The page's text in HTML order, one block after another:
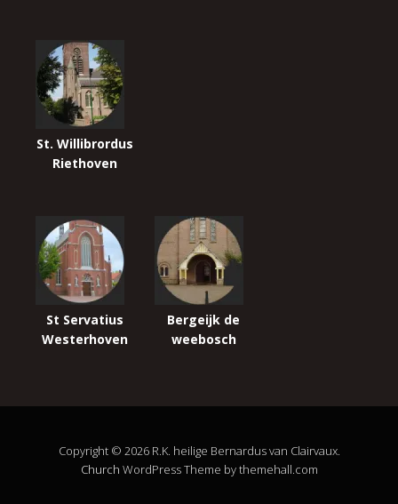
St. Willibrordus
Riethoven
St Servatius
Westerhoven
Bergeijk de
weebosch
Copyright © 2026 R.K. heilige Bernardus van Clairvaux.
Church WordPress Theme by themehall.com